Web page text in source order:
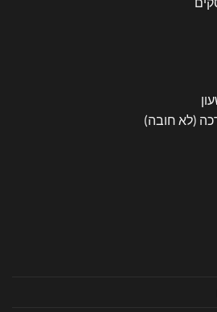
(לא חובה)